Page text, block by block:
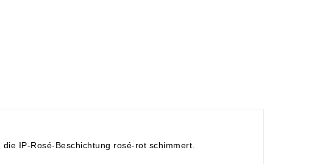
IP-Rosé-Beschichtung rosé-rot schimmert.